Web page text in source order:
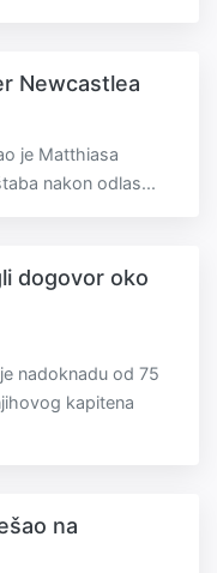
Newcastlea
je Matthiasa
nakon odlas...
dogovor oko
nadoknadu od 75
kapitena
na